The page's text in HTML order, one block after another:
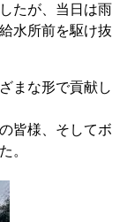
たが、当日は雨
水所前を駆け抜
まな形で貢献し
皆様、そしてボ
。